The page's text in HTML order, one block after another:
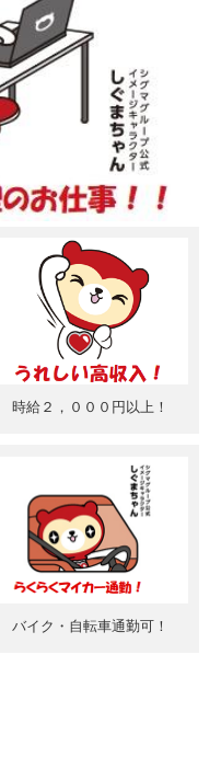
時給２，０００円以上！
バイク・自転車通勤可！